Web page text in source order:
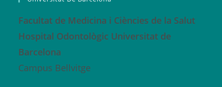
Facultat de Medicina i Ciències de la Salut
Hospital Odontològic Universitat de
Barcelona
Campus Bellvitge